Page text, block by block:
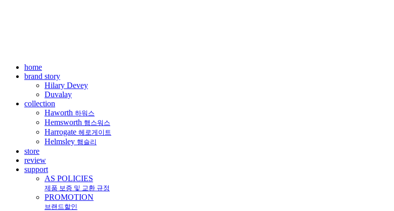
home
brand story
Hilary Devey
Duvalay
collection
Haworth 하워스
Hemsworth 햄스워스
Harrogate 헤로게이트
Helmsley 햄슬리
store
review
support
AS POLICIES
제품 보증 및 교환 규정
PROMOTION
브랜드할인